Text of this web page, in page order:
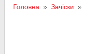
Головна »Зачіски »